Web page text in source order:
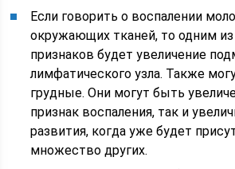
Если говорить о воспалении
окружающих тканей, то одним
признаков будет увеличение
лимфатического узла. Также
грудные. Они могут быть
признак воспаления, так и
развития, когда уже будет
множество других.